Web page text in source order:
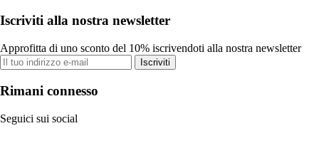
Iscriviti alla nostra newsletter
Approfitta di uno sconto del 10% iscrivendoti alla nostra newsletter
Iscriviti
Rimani connesso
Seguici sui social